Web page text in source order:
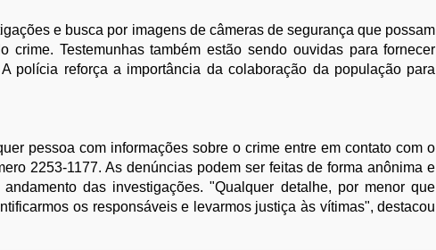
e busca por imagens de câmeras de segurança que possam
crime. Testemunhas também estão sendo ouvidas para fornecer
polícia reforça a importância da colaboração da população para
pessoa com informações sobre o crime entre em contato com o
2253-1177. As denúncias podem ser feitas de forma anônima e
das investigações. "Qualquer detalhe, por menor que
os responsáveis e levarmos justiça às vítimas", destacou